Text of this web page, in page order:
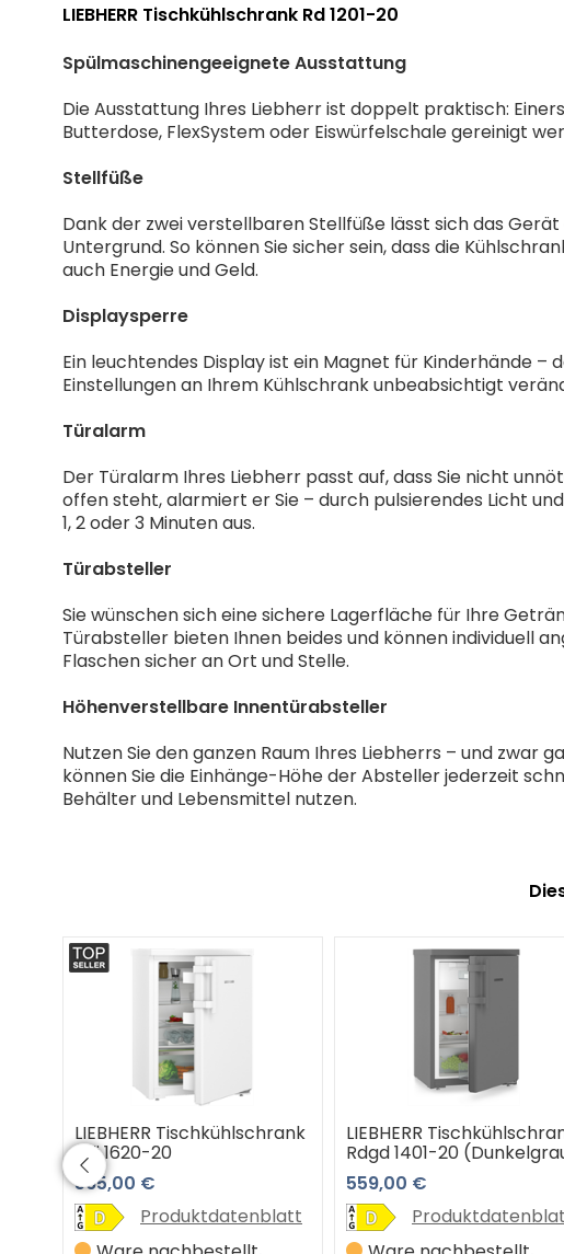
LIEBHERR Tischkühlschrank Rd 1201-20
Spülmaschinengeeignete Ausstattung
Die Ausstattung Ihres Liebherr ist doppelt praktisch:
Butterdose, FlexSystem oder Eiswürfelschale gereinigt
Stellfüße
Dank der zwei verstellbaren Stellfüße lässt sich das
Untergrund. So können Sie sicher sein, dass die
auch Energie und Geld.
Displaysperre
Ein leuchtendes Display ist ein Magnet für Kinderhände –
Einstellungen an Ihrem Kühlschrank unbeabsichtigt
Türalarm
Der Türalarm Ihres Liebherr passt auf, dass Sie nicht
offen steht, alarmiert er Sie – durch pulsierendes Licht
1, 2 oder 3 Minuten aus.
Türabsteller
Sie wünschen sich eine sichere Lagerfläche für Ihre
Türabsteller bieten Ihnen beides und können individuell
Flaschen sicher an Ort und Stelle.
Höhenverstellbare Innentürabsteller
Nutzen Sie den ganzen Raum Ihres Liebherrs – und
können Sie die Einhänge-Höhe der Absteller jederzeit
Behälter und Lebensmittel nutzen.
LIEBHERR Tischkühlschrank
Rdi 1620-20
565,00 €
Produktdatenblatt
LIEBHERR
Rdgd 1401-20
559,00 €